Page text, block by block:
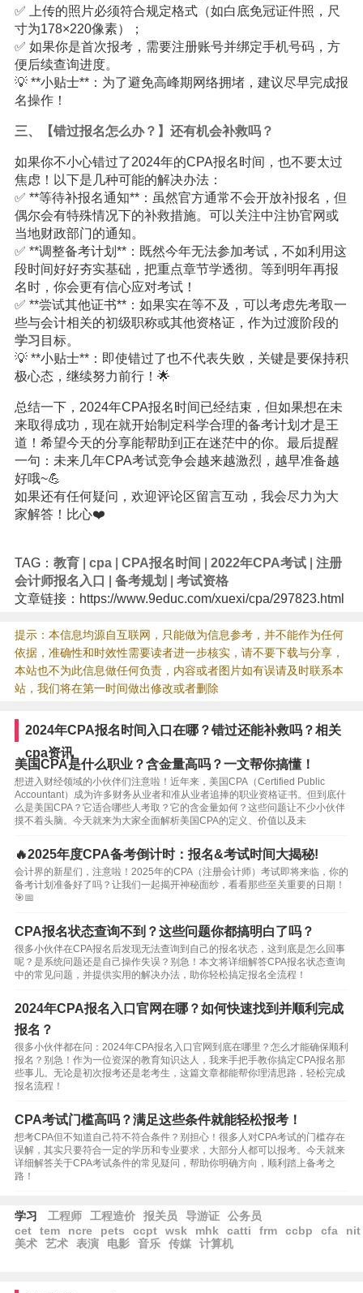
✅ 上传的照片必须符合规定格式（如白底免冠证件照，尺
寸为178×220像素）；
✅ 如果你是首次报考，需要注册账号并绑定手机号码，方
便后续查询进度。
💡 **小贴士**：为了避免高峰期网络拥堵，建议尽早完成报
名操作！
三、【错过报名怎么办？】还有机会补救吗？
如果你不小心错过了2024年的CPA报名时间，也不要太过
焦虑！以下是几种可能的解决办法：
✅ **等待补报名通知**：虽然官方通常不会开放补报名，但
偶尔会有特殊情况下的补救措施。可以关注中注协官网或
当地财政部门的通知。
✅ **调整备考计划**：既然今年无法参加考试，不如利用这
段时间好好夯实基础，把重点章节学透彻。等到明年再报
名时，你会更有信心应对考试！
✅ **尝试其他证书**：如果实在等不及，可以考虑先考取一
些与会计相关的初级职称或其他资格证，作为过渡阶段的
学习 目标。
💡 **小贴士**：即使错过了也不代表失败，关键是要保持积
极心态，继续努力前行！🌟
总结一下，2024年CPA报名时间已经结束，但如果想在未
来取得成功，现在就开始制定科学合理的备考计划才是王
道！希望今天的分享能帮助到正在迷茫中的你。最后提醒
一句：未来几年CPA考试竞争会越来越激烈，越早准备越
好哦~💪
如果还有任何疑问，欢迎评论区留言互动，我会尽力为大
家解答！比心❤️
TAG： 教育| cpa| CPA报名时间 2022年CPA考试| 注册
会计师报名入口
备考规划
考试资格
文章链接：https://www.9educ.com/xuexi/cpa/297823.html
提示：本信息均源自互联网，只能做为信息参考，并不能作为任何
依据，准确性和时效性需要读者进一步核实，请不要下载与分享，
本站也不为此信息做任何负责，内容或者图片如有误请及时联系本
站，我们将在第一时间做出修改或者删除
2024年CPA报名时间入口在哪？错过还能补救吗？相关
cpa资讯
美国CPA是什么职业？含金量高吗？一文帮你搞懂！
想进入财经领域的小伙伴们注意啦！近年来，美国CPA（Certified Public
Accountant）成为许多财务从业者和准从业者追捧的职业资格证书。但到底什
么是美国CPA？它适合哪些人考取？它的含金量如何？这些问题让不少小伙伴
摸不着头脑。今天就来为大家全面解析美国CPA的定义、价值以及未
🔥2025年度CPA备考倒计时：报名&考试时间大揭秘!
会计界的新星们，注意啦！2025年的CPA（注册会计师）考试即将来临，你的
备考计划准备好了吗？让我们一起揭开神秘面纱，看看那些至关重要的日期！
🎯📅
CPA报名状态查询不到？这些问题你都搞明白了吗？
很多小伙伴在CPA报名后发现无法查询到自己的报名状态，这到底是怎么回事
呢？是系统问题还是自己操作失误？别急！本文将详细解答CPA报名状态查询
中的常见问题，并提供实用的解决办法，助你轻松搞定报名全流程！
2024年CPA报名入口官网在哪？如何快速找到并顺利完成
报名？
很多小伙伴都在问：2024年CPA报名入口官网到底在哪里？怎么才能确保顺利
报名？别急！作为一位资深的教育知识达人，我来手把手教你搞定CPA报名那
些事儿。无论是初次报考还是老考生，这篇文章都能帮你理清思路，轻松完成
报名流程！
CPA考试门槛高吗？满足这些条件就能轻松报考！
想考CPA但不知道自己符不符合条件？别担心！很多人对CPA考试的门槛存在
误解，其实只要符合一定的学历和专业要求，大部分人都可以报考。今天就来
详细解答关于CPA考试条件的常见疑问，帮助你明确方向，顺利踏上备考之
路！
学习 工程师 工程造价 报关员 导游证
公务员
cet
tem ncre pets ccpt wsk mhk catti frm ccbp cfa
nit
美术
艺术 表演 电影 音乐 传媒 计算机